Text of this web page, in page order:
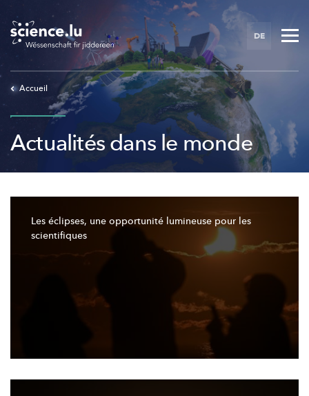
main
content
DE
Accueil
Actualités dans le monde
Les éclipses, une opportunité lumineuse pour les
scientifiques